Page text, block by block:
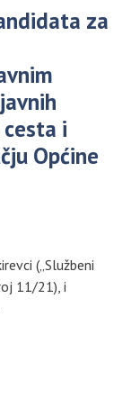
za
i
Općine
(„Službeni
11/21), i